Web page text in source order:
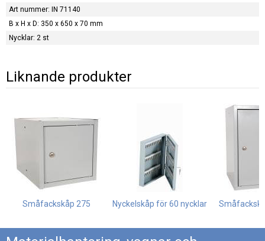
Art nummer: IN 71140
B x H x D: 350 x 650 x 70 mm
Nycklar: 2 st
Liknande produkter
Småfackskåp 275 Nyckelskåp för 60 nycklar